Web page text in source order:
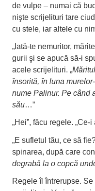
de vulpe – numai că
nişte scrijelituri tare
cu stele, iar altele cu
„Iată-te nemuritor,
gurii şi se apucă să-i
acele scrijelituri. „
însorită, în luna
nume Palinur. Pe când
său…”
„Hei”, făcu regele. „Ce-i
„E sufletul tău, ce să
spinarea, după care
degrabă la o copcă
Regele îl întrerupse.